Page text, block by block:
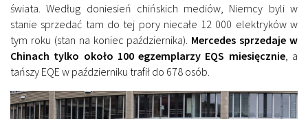
świata. Według doniesień chińskich mediów, Niemcy byli w
stanie sprzedać tam do tej pory niecałe 12 000 elektryków w
tym roku (stan na koniec października). Mercedes sprzedaje w
Chinach tylko około 100 egzemplarzy EQS miesięcznie, a
tańszy EQE w październiku trafił do 678 osób.